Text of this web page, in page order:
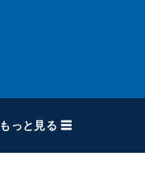
もっと見る ☰